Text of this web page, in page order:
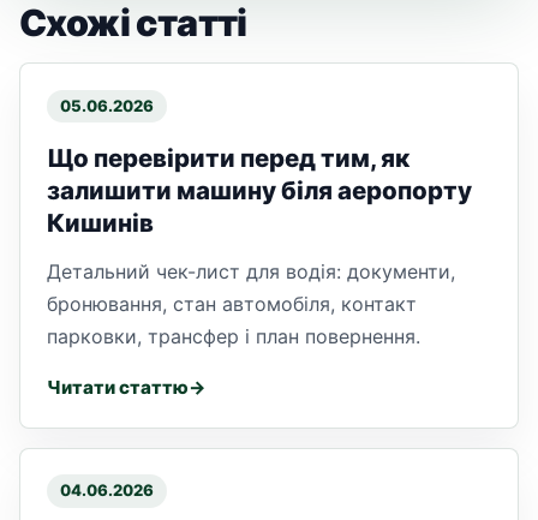
Схожі статті
05.06.2026
Що перевірити перед тим, як
залишити машину біля аеропорту
Кишинів
Детальний чек-лист для водія: документи,
бронювання, стан автомобіля, контакт
парковки, трансфер і план повернення.
Читати статтю
04.06.2026